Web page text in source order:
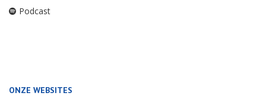
Podcast
ONZE WEBSITES